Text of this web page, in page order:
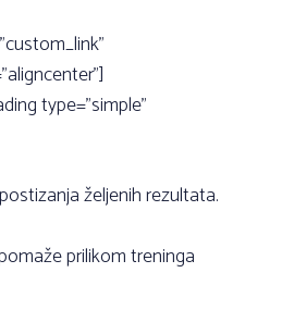
type=”simple”
željenih rezultata.
prilikom treninga